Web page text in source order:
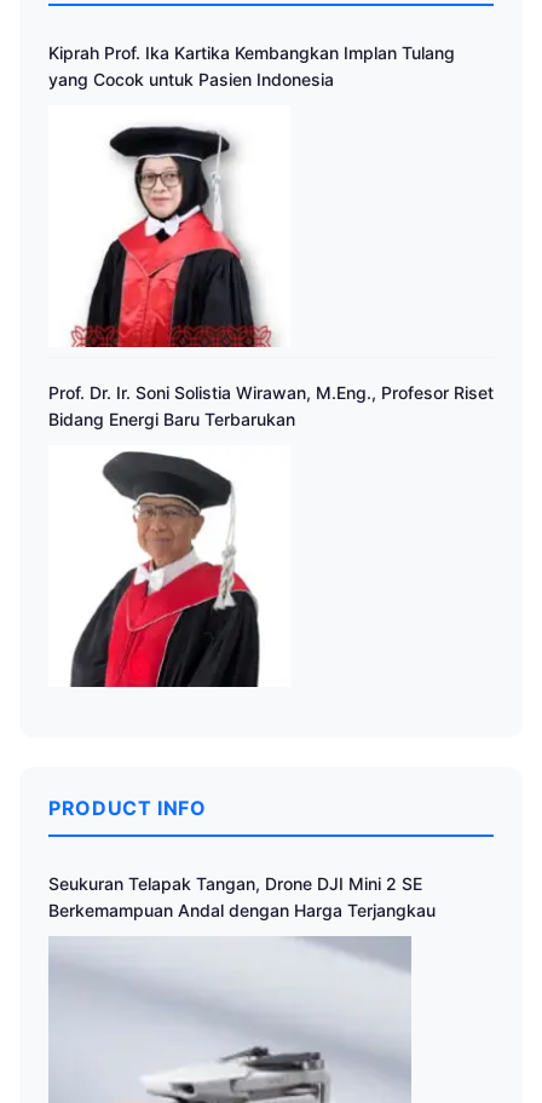
Kiprah Prof. Ika Kartika Kembangkan Implan Tulang
yang Cocok untuk Pasien Indonesia
Prof. Dr. Ir. Soni Solistia Wirawan, M.Eng., Profesor Riset
Bidang Energi Baru Terbarukan
PRODUCT INFO
Seukuran Telapak Tangan, Drone DJI Mini 2 SE
Berkemampuan Andal dengan Harga Terjangkau